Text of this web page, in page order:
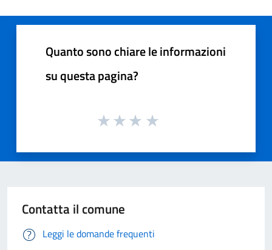
Quanto sono chiare le informazioni
su questa pagina?
Contatta il comune
Leggi le domande frequenti